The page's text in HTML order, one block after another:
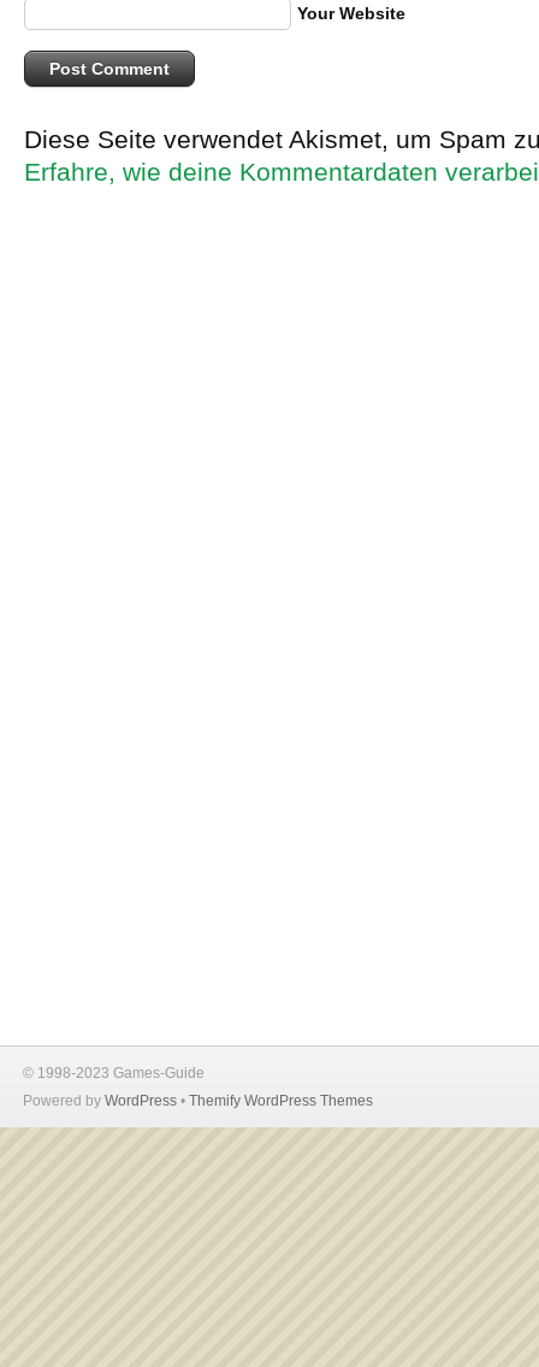
Your Website
Diese Seite verwendet Akismet, um Spam
Erfahre, wie deine Kommentardaten
© 1998-2023 Games-Guide
Powered by WordPress • Themify WordPress Themes